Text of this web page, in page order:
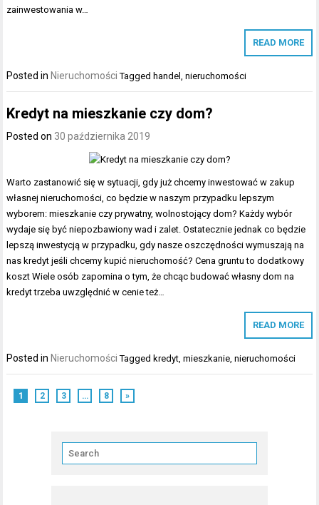
zainwestowania w…
READ MORE
Posted in Nieruchomości Tagged handel ,nieruchomości
Kredyt na mieszkanie czy dom?
Posted on 30 października 2019
Warto zastanowić się w sytuacji, gdy już chcemy inwestować w zakup
własnej nieruchomości, co będzie w naszym przypadku lepszym
wyborem: mieszkanie czy prywatny, wolnostojący dom? Każdy wybór
wydaje się być niepozbawiony wad i zalet. Ostatecznie jednak co będzie
lepszą inwestycją w przypadku, gdy nasze oszczędności wymuszają na
nas kredyt jeśli chcemy kupić nieruchomość? Cena gruntu to dodatkowy
koszt Wiele osób zapomina o tym, że chcąc budować własny dom na
kredyt trzeba uwzględnić w cenie też…
READ MORE
Posted in Nieruchomości Tagged kredyt,mieszkanie,nieruchomości
1 2 3 … 8 »